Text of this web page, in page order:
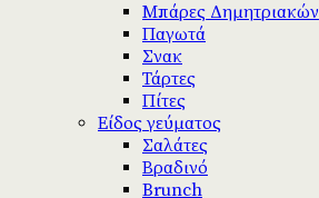
Μπάρες Δημητριακών
Παγωτά
Σνακ
Τάρτες
Πίτες
Είδος γεύματος
Σαλάτες
Βραδινό
Brunch